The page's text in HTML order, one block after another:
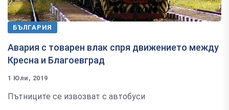
БЪЛГАРИЯ
Авария с товарен влак спря движението между
Кресна и Благоевград
1 Юли, 2019
Пътниците се извозват с автобуси